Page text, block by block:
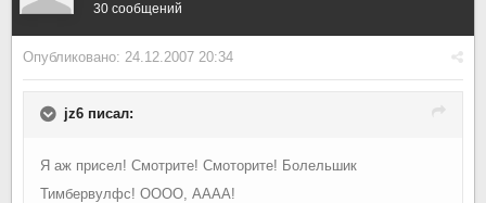
30 сообщений
Опубликовано: 24.12.2007 20:34
jz6 писал:
Я аж присел! Смотрите! Смоторите! Болельшик
Тимбервулфс! ОООО, АААА!